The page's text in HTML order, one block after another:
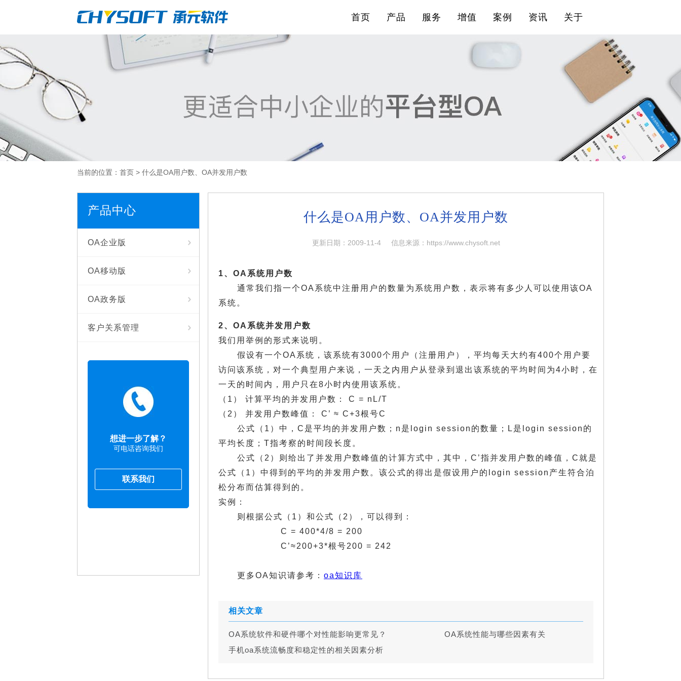
首页 产品 服务 增值 案例 资讯 关于
当前的位置： 首页 > 什么是OA用户数、OA并发用户数
产品中心
OA企业版
OA移动版
OA政务版
客户关系管理
想进一步了解？
可电话咨询我们
联系我们
什么是OA用户数、OA并发用户数
更新日期：2009-11-4 信息来源： https://www.chysoft.net
1、OA系统用户数
通常我们指一个OA系统中注册用户的数量为系统用户数，表示将有多少人可以使用该OA
系统。
2、OA系统并发用户数
我们用举例的形式来说明。
假设有一个OA系统，该系统有3000个用户（注册用户），平均每天大约有400个用户要
访问该系统，对一个典型用户来说，一天之内用户从登录到退出该系统的平均时间为4小时，在
一天的时间内，用户只在8小时内使用该系统。
（1） 计算平均的并发用户数： C = nL/T
（2） 并发用户数峰值： C’ ≈ C+3根号C
公式（1）中，C是平均的并发用户数；n是login session的数量；L是login session的
平均长度；T指考察的时间段长度。
公式（2）则给出了并发用户数峰值的计算方式中，其中，C’指并发用户数的峰值，C就是
公式（1）中得到的平均的并发用户数。该公式的得出是假设用户的login session产生符合泊
松分布而估算得到的。
实例：
则根据公式（1）和公式（2），可以得到：
C = 400*4/8 = 200
C’≈200+3*根号200 = 242
更多OA知识请参考： oa知识库
相关文章
OA系统软件和硬件哪个对性能影响更常见？
OA系统性能与哪些因素有关
手机oa系统流畅度和稳定性的相关因素分析